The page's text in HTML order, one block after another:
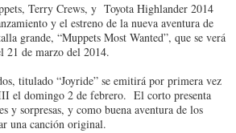
Terry Crews, y Toyota Highlander 2014
y el estreno de la nueva aventura de
grande, “Muppets Most Wanted”, que se verá
21 de marzo del 2014.
titulado “Joyride” se emitirá por primera vez
el domingo 2 de febrero. El corto presenta
y sorpresas, y como buena aventura de los
una canción original.